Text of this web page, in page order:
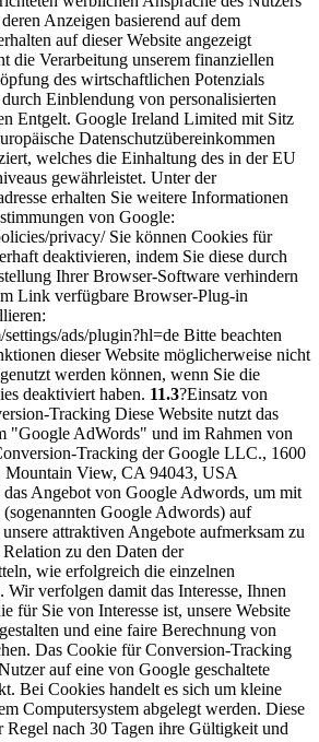
Anzeigen basierend auf dem
auf dieser Website angezeigt
die Verarbeitung unserem finanziellen
des wirtschaftlichen Potenzials
Einblendung von personalisierten
Entgelt. Google Ireland Limited mit Sitz
Datenschutzübereinkommen
welches die Einhaltung des in der EU
gewährleistet. Unter der
erhalten Sie weitere Informationen
von Google:
privacy/ Sie können Cookies für
deaktivieren, indem Sie diese durch
Ihrer Browser-Software verhindern
Link verfügbare Browser-Plug-in
ads/plugin?hl=de Bitte beachten
dieser Website möglicherweise nicht
werden können, wenn Sie die
deaktiviert haben. 11.3?Einsatz von
Tracking Diese Website nutzt das
"Google AdWords" und im Rahmen von
Tracking der Google LLC., 1600
Mountain View, CA 94043, USA
Angebot von Google Adwords, um mit
Google Adwords) auf
attraktiven Angebote aufmerksam zu
zu den Daten der
wie erfolgreich die einzelnen
Wir verfolgen damit das Interesse, Ihnen
für Sie von Interesse ist, unsere Website
und eine faire Berechnung von
Das Cookie für Conversion-Tracking
auf eine von Google geschaltete
Bei Cookies handelt es sich um kleine
Computersystem abgelegt werden. Diese
Regel nach 30 Tagen ihre Gültigkeit und